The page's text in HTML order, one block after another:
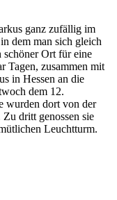
ganz zufällig im
dem man sich gleich
schöner Ort für eine
Tagen, zusammen mit
in Hessen an die
dem 12.
wurden dort von der
dritt genossen sie
Leuchtturm.